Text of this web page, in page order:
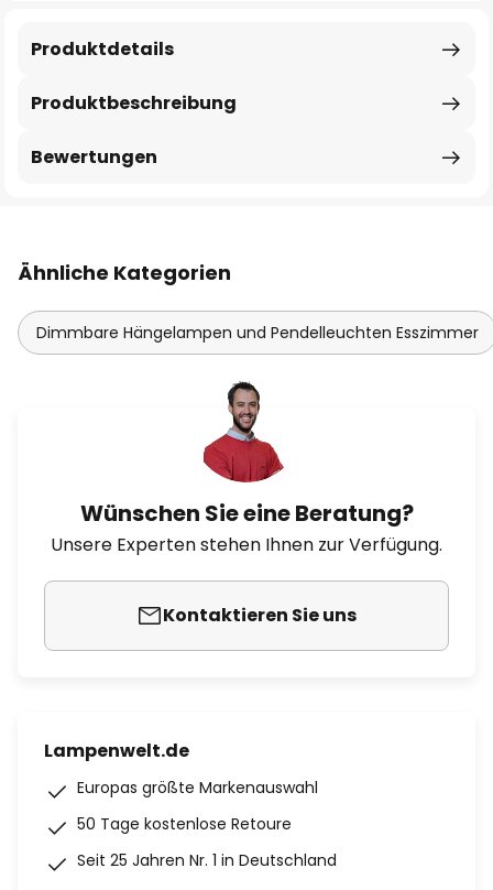
Produktbeschreibung
Produktdetails
Bewertungen
Ähnliche Kategorien
Dimmbare Hängelampen und Pendelleuchten Esszimmer
Wünschen Sie eine Beratung?
Unsere Experten stehen Ihnen zur Verfügung.
Kontaktieren Sie uns
Lampenwelt.de
Europas größte Markenauswahl
50 Tage kostenlose Retoure
Seit 25 Jahren Nr. 1 in Deutschland